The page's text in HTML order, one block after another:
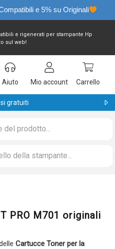
e 5% su Originali
e rigenerati per stampante Hp
sul web!
Aiuto
Mio account Carrello
gratuiti
PRO M701 originali
Cartucce Toner per la